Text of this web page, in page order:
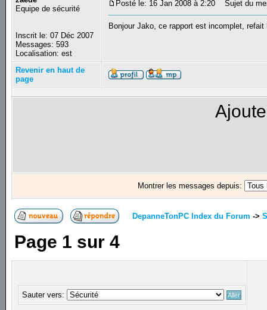
Equipe de sécurité
Inscrit le: 07 Déc 2007
Messages: 593
Localisation: est
Posté le: 16 Jan 2008 à 2:20 Sujet du
Bonjour Jako, ce rapport est incomplet,
Revenir en haut de
page
Montrer les messages depuis:
DepanneTonPC Index du Forum ->
Page 1 sur4
Sauter vers: